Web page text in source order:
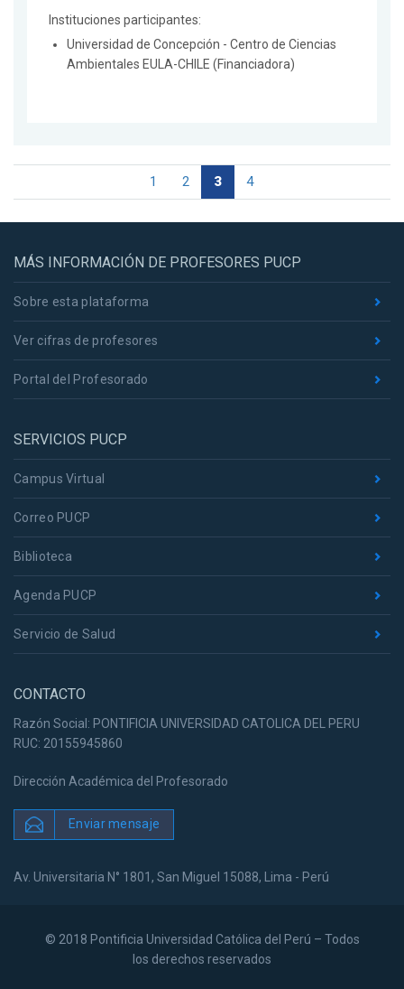
Instituciones participantes:
Universidad de Concepción - Centro de Ciencias
Ambientales EULA-CHILE (Financiadora)
1 2 3 4
MÁS INFORMACIÓN DE PROFESORES PUCP
Sobre esta plataforma
Ver cifras de profesores
Portal del Profesorado
SERVICIOS PUCP
Campus Virtual
Correo PUCP
Biblioteca
Agenda PUCP
Servicio de Salud
CONTACTO
Razón Social: PONTIFICIA UNIVERSIDAD CATOLICA DEL PERU
RUC: 20155945860
Dirección Académica del Profesorado
Enviar mensaje
Av. Universitaria N° 1801, San Miguel 15088, Lima - Perú
© 2018 Pontificia Universidad Católica del Perú – Todos
los derechos reservados